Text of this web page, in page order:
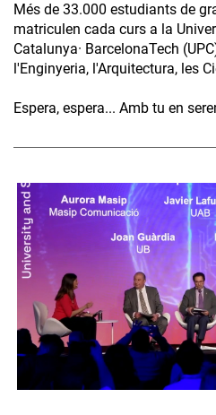
Més de 33.000 estudiants de
matriculen cada curs a la
Catalunya· BarcelonaTech
l'Enginyeria, l'Arquitectura, les
Espera, espera... Amb tu en